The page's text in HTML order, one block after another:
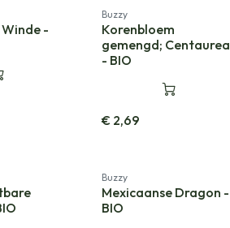
-
Nieuw!
Buzzy
Korenbloem
gemengd; Centaurea
- BIO
€ 2,69
Buzzy
Mexicaanse Dragon -
BIO